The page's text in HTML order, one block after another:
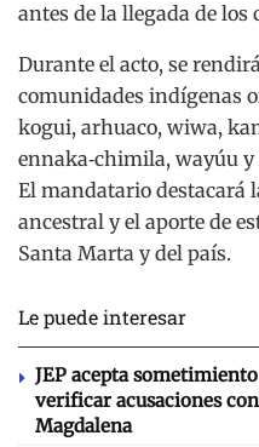
antes de la llegada de los
Durante el acto, se
comunidades indígenas
kogui, arhuaco, wiwa,
ennaka‑chimila, wayúu
El mandatario destacará
ancestral y el aporte de
Santa Marta y del país.
Le puede interesar
JEP acepta
verificar acusaciones
Magdalena